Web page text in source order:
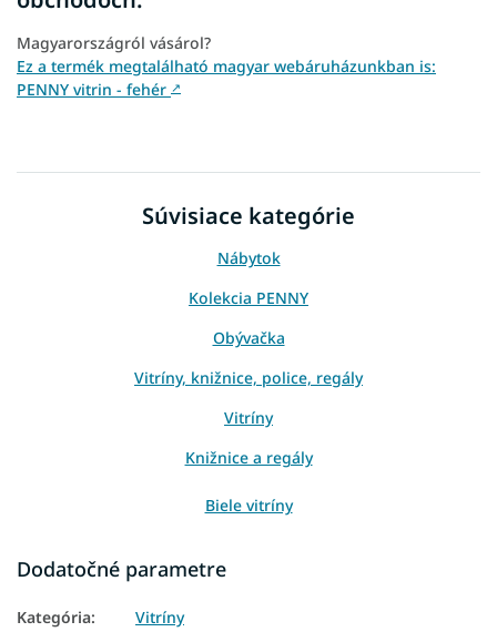
Magyarországról vásárol?
Ez a termék megtalálható magyar webáruházunkban is:
PENNY vitrin - fehér ↗
Súvisiace kategórie
Nábytok
Kolekcia PENNY
Obývačka
Vitríny, knižnice, police, regály
Vitríny
Knižnice a regály
Biele vitríny
Biele knižnice
Dodatočné parametre
Kategória:
Vitríny